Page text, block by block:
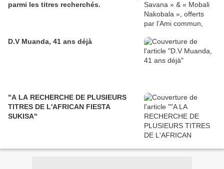
parmi les titres recherchés.
D.V Muanda, 41 ans déjà
"A LA RECHERCHE DE PLUSIEURS
TITRES DE L'AFRICAN FIESTA
SUKISA"